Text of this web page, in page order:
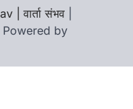
| वार्ता संभव
| Powered by